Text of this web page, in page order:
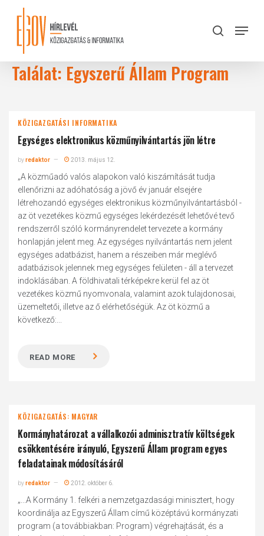
content
search
Menu
Találat: Egyszerű Állam Program
KÖZIGAZGATÁSI INFORMATIKA
Egységes elektronikus közműnyilvántartás jön létre
byredaktor 2013. május 12.
„A közműadó valós alapokon való kiszámítását tudja
ellenőrizni az adóhatóság a jövő év január elsejére
létrehozandó egységes elektronikus közműnyilvántartásból -
az öt vezetékes közmű egységes lekérdezését lehetővé tevő
rendszerről szóló kormányrendelet tervezete a kormány
honlapján jelent meg. Az egységes nyilvántartás nem jelent
egységes adatbázist, hanem a részeiben már meglévő
adatbázisok jelennek meg egységes felületen - áll a tervezet
indoklásában. A földhivatali térképekre kerül fel az öt
vezetékes közmű nyomvonala, valamint azok tulajdonosai,
üzemeltetői, illetve az ő elérhetőségük. Az öt közmű a
következő:...
READ MORE
KÖZIGAZGATÁS: MAGYAR
Kormányhatározat a vállalkozói adminisztratív költségek
csökkentésére irányuló, Egyszerű Állam program egyes
feladatainak módosításáról
byredaktor 2012. október 6.
„...A Kormány 1. felkéri a nemzetgazdasági minisztert, hogy
koordinálja az Egyszerű Állam című középtávú kormányzati
program (a továbbiakban: Program) végrehajtását, és a
Close